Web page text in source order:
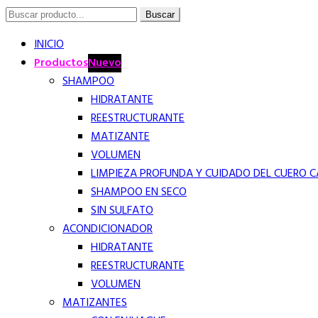
Buscar
Buscar
INICIO
ProductosNuevo
SHAMPOO
HIDRATANTE
REESTRUCTURANTE
MATIZANTE
VOLUMEN
LIMPIEZA PROFUNDA Y CUIDADO DEL CUERO
SHAMPOO EN SECO
SIN SULFATO
ACONDICIONADOR
HIDRATANTE
REESTRUCTURANTE
VOLUMEN
MATIZANTES